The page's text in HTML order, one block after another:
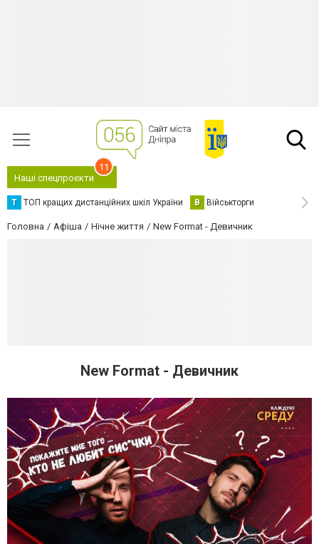
Наші спецпроєкти
11
Т ТОП кращих дистанційних шкіл України В Військторги
Головна Афіша Нічне життя New Format - Девичник
New Format - Девичник